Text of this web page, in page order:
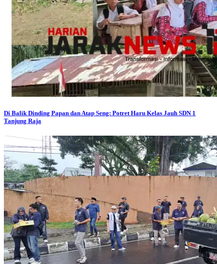
Di Balik Dinding Papan dan Atap Seng: Potret Haru Kelas Jauh SDN 1
Tanjung Raja